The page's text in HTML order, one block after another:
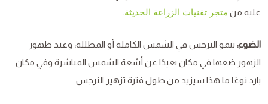
عليه من متجر تقنيات الزراعة الحديثة
الضوء: ينمو النرجس في الشمس الكاملة أو المظللة، وعند ظهور
الزهور ضعها في مكان بعيدًا عن أشعة الشمس المباشرة وفي مكان
بارد نوعًا ما هذا سيزيد من طول فترة تزهير النرجس.